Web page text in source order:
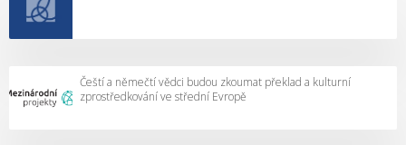
Čeští a němečtí vědci budou zkoumat překlad a kulturní
zprostředkování ve střední Evropě